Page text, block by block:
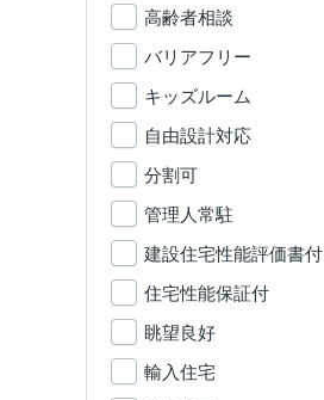
高齢者相談
バリアフリー
キッズルーム
自由設計対応
分割可
管理人常駐
建設住宅性能評価書付
住宅性能保証付
眺望良好
輸入住宅